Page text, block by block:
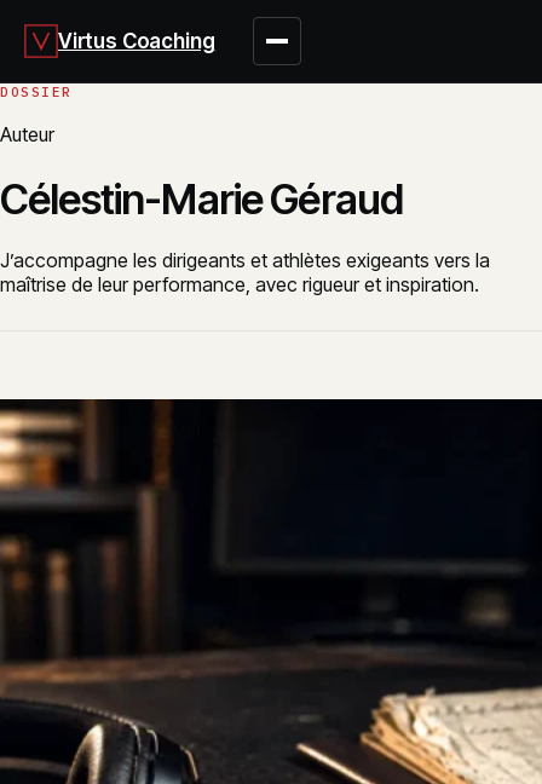
Virtus Coaching
Auteur
Célestin-Marie Géraud
J’accompagne les dirigeants et athlètes exigeants vers la
maîtrise de leur performance, avec rigueur et inspiration.